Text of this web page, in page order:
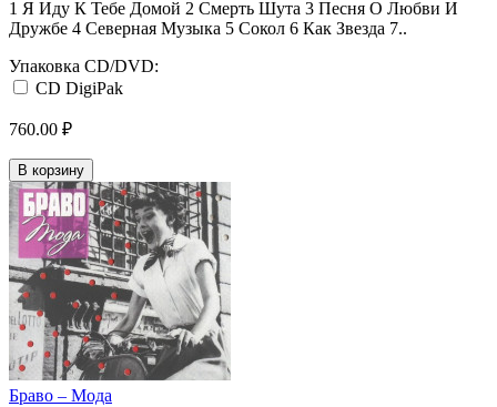
1 Я Иду К Тебе Домой 2 Смерть Шута 3 Песня О Любви И
Дружбе 4 Северная Музыка 5 Сокол 6 Как Звезда 7..
Упаковка CD/DVD:
CD DigiPak
760.00 ₽
В корзину
Браво ‎– Мода